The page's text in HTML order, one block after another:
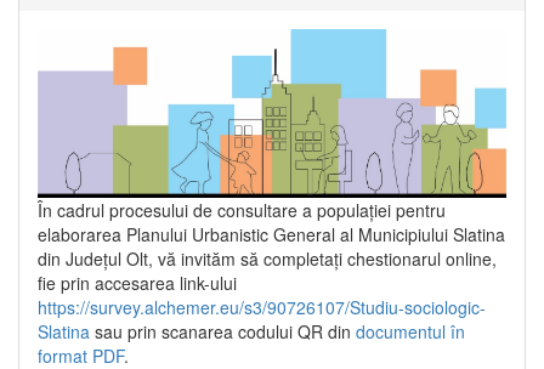
În cadrul procesului de consultare a populaţiei pentru
elaborarea Planului Urbanistic General al Municipiului Slatina
din Județul Olt, vă invităm să completați chestionarul online,
fie prin accesarea link-ului
https://survey.alchemer.eu/s3/90726107/Studiu-sociologic-
Slatina sau prin scanarea codului QR din documentul în
format PDF.